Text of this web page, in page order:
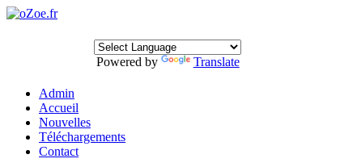
Powered by Translate
Admin
Accueil
Nouvelles
Téléchargements
Contact